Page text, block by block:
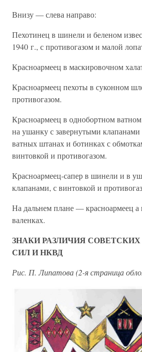
Внизу — слева направо:
Пехотинец в шинели и беленом
1940 г., с противогазом и малой
Красноармеец в маскировочном
Красноармеец пехоты в суконном
противогазом.
Красноармеец в однобортном
на ушанку с завернутыми клапанами
ватных штанах и ботинках с
винтовкой и противогазом.
Красноармеец-сапер в шинели и в
клапанами, с винтовкой и
На дальнем плане — красноармеец
валенках.
ЗНАКИ РАЗЛИЧИЯ
СИЛ И НКВД
Рис. П. Липатова (2-я страница